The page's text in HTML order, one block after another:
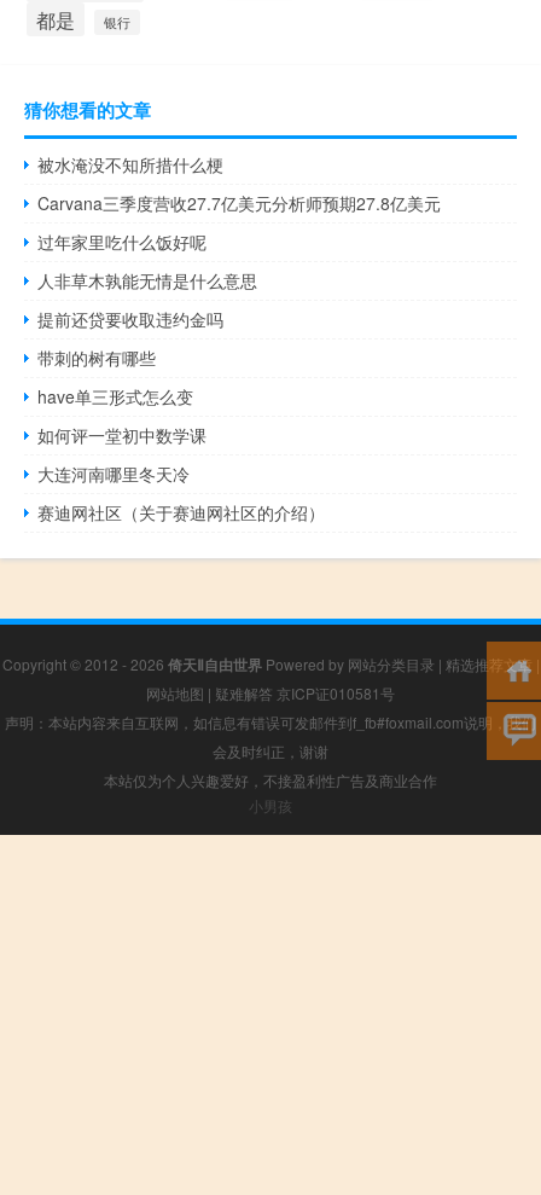
都是 银行
猜你想看的文章
被水淹没不知所措什么梗
Carvana三季度营收27.7亿美元分析师预期27.8亿美元
过年家里吃什么饭好呢
人非草木孰能无情是什么意思
提前还贷要收取违约金吗
带刺的树有哪些
have单三形式怎么变
如何评一堂初中数学课
大连河南哪里冬天冷
赛迪网社区（关于赛迪网社区的介绍）
Copyright © 2012 - 2026 倚天Ⅱ自由世界Powered by 网站分类目录 | 精选推荐文章 |
网站地图 | 疑难解答 京ICP证010581号
声明：本站内容来自互联网，如信息有错误可发邮件到f_fb#foxmail.com说明，我们
会及时纠正，谢谢
本站仅为个人兴趣爱好，不接盈利性广告及商业合作
小男孩